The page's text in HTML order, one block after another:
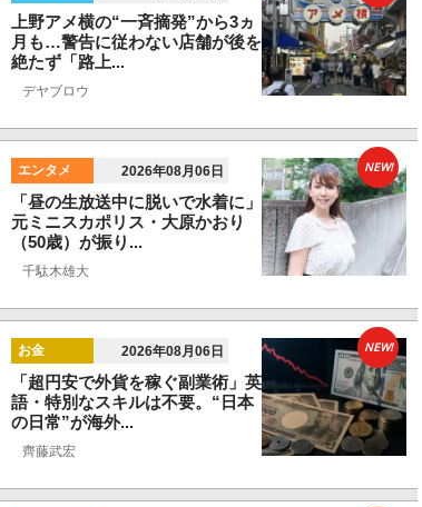
上野アメ横の“一斉摘発”から3ヵ
月も…警告に従わない店舗が後を
絶たず「路上...
デヤブロウ
エンタメ 2026年08月06日
「昼の生放送中に脱いで水着に」
元ミニスカポリス・大原かおり
（50歳）が振り...
千駄木雄大
NEW!
お金 2026年08月06日
「超円安で外貨を稼ぐ副業術」英
語・特別なスキルは不要。“日本
の日常”が海外...
齊藤武宏
NEW!